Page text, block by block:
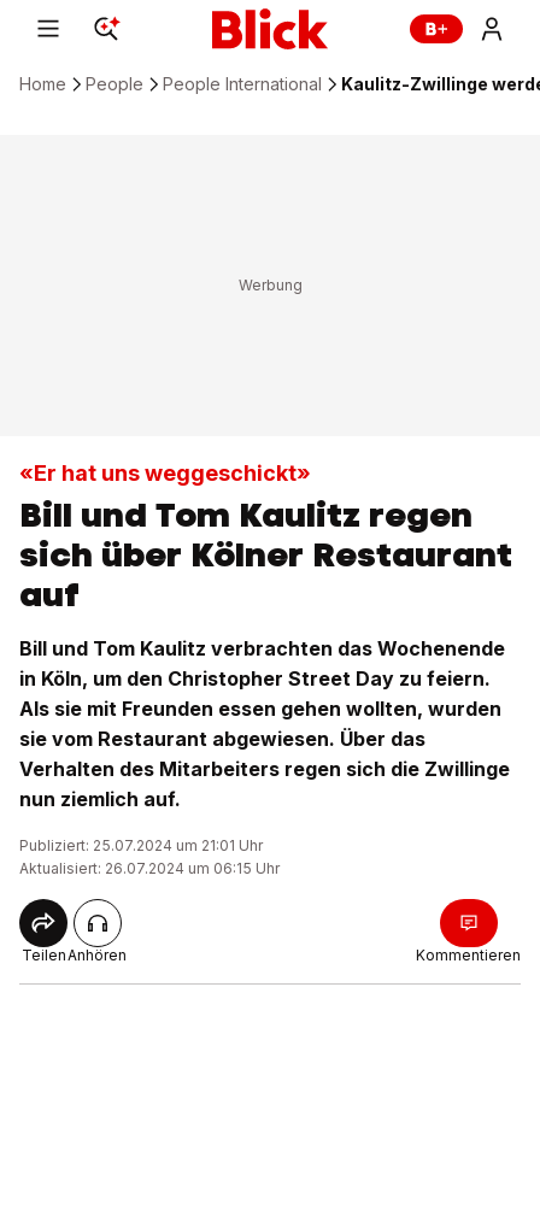
Home People People International Kaulitz-Zwillinge
«Er hat uns weggeschickt»
Bill und Tom Kaulitz regen
sich über Kölner Restaurant
auf
Bill und Tom Kaulitz verbrachten das Wochenende
in Köln, um den Christopher Street Day zu feiern.
Als sie mit Freunden essen gehen wollten, wurden
sie vom Restaurant abgewiesen. Über das
Verhalten des Mitarbeiters regen sich die Zwillinge
nun ziemlich auf.
Publiziert: 25.07.2024 um 21:01 Uhr
Aktualisiert: 26.07.2024 um 06:15 Uhr
TeilenAnhören Kommentieren